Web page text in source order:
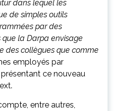
dans lequel les
de simples outils
par des
que la Darpa envisage
des collègues que comme
employés par
ce nouveau
entre autres,